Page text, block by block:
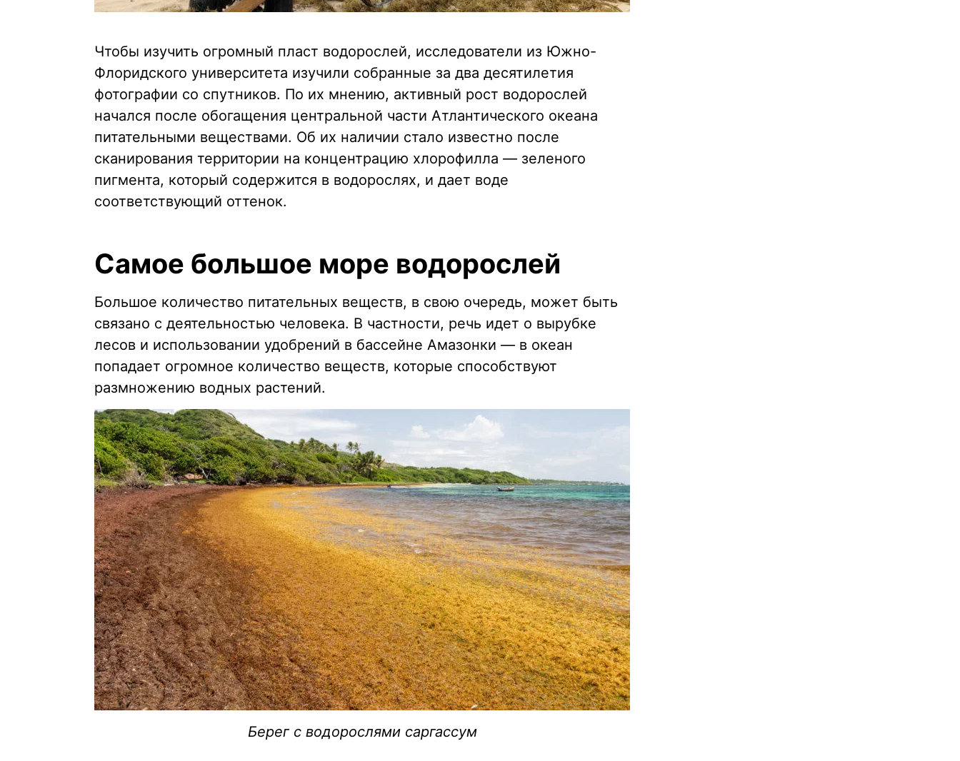
Чтобы изучить огромный пласт водорослей, исследователи из Южно-
Флоридского университета изучили собранные за два десятилетия
фотографии со спутников. По их мнению, активный рост водорослей
начался после обогащения центральной части Атлантического океана
питательными веществами. Об их наличии стало известно после
сканирования территории на концентрацию хлорофилла — зеленого
пигмента, который содержится в водорослях, и дает воде
соответствующий оттенок.
Самое большое море водорослей
Большое количество питательных веществ, в свою очередь, может быть
связано с деятельностью человека. В частности, речь идет о вырубке
лесов и использовании удобрений в бассейне Амазонки — в океан
попадает огромное количество веществ, которые способствуют
размножению водных растений.
Берег с водорослями саргассум